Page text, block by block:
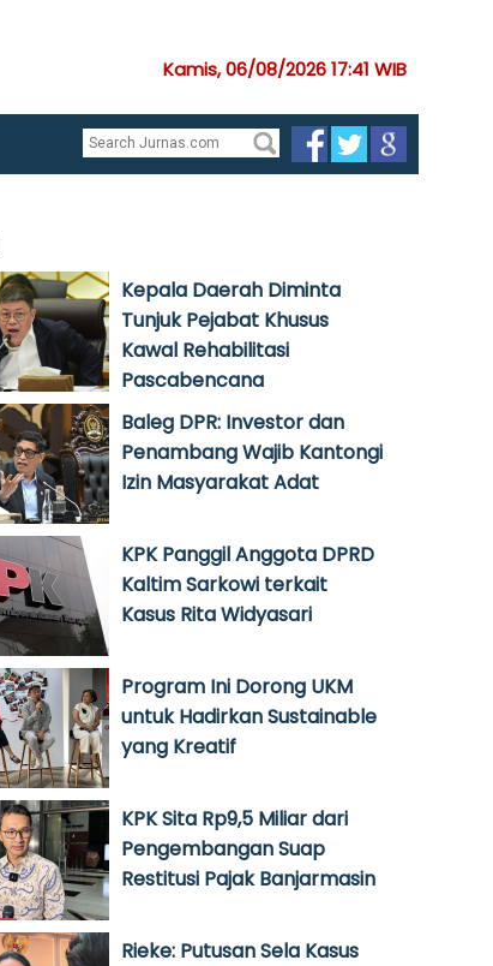
Kamis, 06/08/2026 17:41 WIB
Kepala Daerah Diminta
Tunjuk Pejabat Khusus
Kawal Rehabilitasi
Pascabencana
Baleg DPR: Investor dan
Penambang Wajib Kantongi
Izin Masyarakat Adat
KPK Panggil Anggota DPRD
Kaltim Sarkowi terkait
Kasus Rita Widyasari
Program Ini Dorong UKM
untuk Hadirkan Sustainable
yang Kreatif
KPK Sita Rp9,5 Miliar dari
Pengembangan Suap
Restitusi Pajak Banjarmasin
Rieke: Putusan Sela Kasus